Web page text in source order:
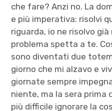
che fare? Anzi no. La
e più imperativa: risolvi
riguarda, io ne risolvo
problema spetta a te.
sono diventati due
giorno che mi alzavo e
giornate sempre
niente, ma la sera prima
più difficile ignorare la